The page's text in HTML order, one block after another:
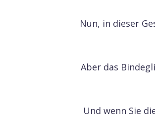
Nun, in dieser
Aber das
Und wenn Sie